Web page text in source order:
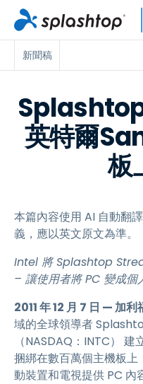
新聞稿
英特爾
板
本篇內容使用 AI 自動翻
義，應以英文原文為準。
Intel 將 Splashtop
– 讓使用者將 PC 變成個
2011 年 12 月 7 日 — 加
域的全球領導者
（NASDAQ：INTC）
捆綁在數百萬個主機板
動裝置和電視提供 PC 內